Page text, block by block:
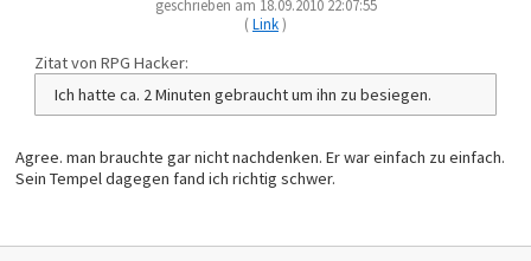
geschrieben am 18.09.2010 22:07:55
(Link)
Zitat von RPG Hacker:
Ich hatte ca. 2 Minuten gebraucht um ihn zu besiegen.
Agree. man brauchte gar nicht nachdenken. Er war einfach zu einfach.
Sein Tempel dagegen fand ich richtig schwer.